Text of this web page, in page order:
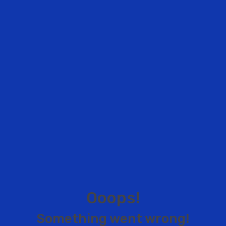
Ooops!
Something went wrong!